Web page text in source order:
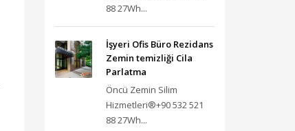
88 27Wh...
İşyeri Ofis Büro Rezidans
Zemin temizliği Cila
Parlatma
Öncü Zemin Silim
Hizmetleri®+90 532 521
88 27Wh...